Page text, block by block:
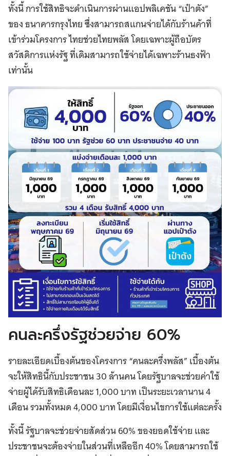
ทั้งนี้ การใช้สิทธิจะดำเนินการผ่านแอปพลิเคชัน “เป๋าตัง”
ของ ธนาคารกรุงไทย ซึ่งสามารถสแกนจ่ายได้กับร้านค้าที่
เข้าร่วมโครงการ ไทยช่วยไทยพลัส โดยเฉพาะผู้ถือบัตร
สวัสดิการแห่งรัฐ ที่เดิมสามารถใช้จ่ายได้เฉพาะร้านธงฟ้า
เท่านั้น
คนละครึ่งรัฐช่วยจ่าย 60%
รายละเอียดเบื้องต้นของโครงการ “คนละครึ่งพลัส” เบื้องต้น
จะให้สิทธินี้กับประชาชน 30 ล้านคน โดยรัฐบาลจะช่วยค่าใช้
จ่ายผู้ได้รับสิทธิเดือนละ 1,000 บาท เป็นระยะเวลานาน 4
เดือน รวมทั้งหมด 4,000 บาท โดยมีเงื่อนไขการใช้แต่ละครั้ง
ทั้งนี้ รัฐบาลจะช่วยจ่ายสัดส่วน 60% ของยอดใช้จ่าย และ
ประชาชนจะต้องจ่ายในส่วนที่เหลืออีก 40% โดยสามารถใช้